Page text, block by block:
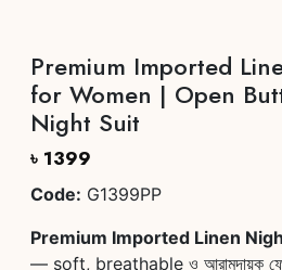
Premium Imported
for Women | Open
Night Suit
৳ 1399
Code: G1399PP
Premium Imported Linen
— soft, breathable ও আরামদায়ক